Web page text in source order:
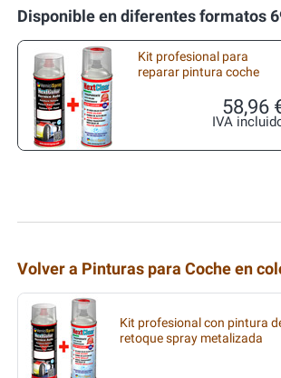
Disponible en diferentes formatos
Kit profesional para
reparar pintura coche
58,96
IVA
Volver a Pinturas para Coche en
Kit profesional con pintura
retoque spray metalizada